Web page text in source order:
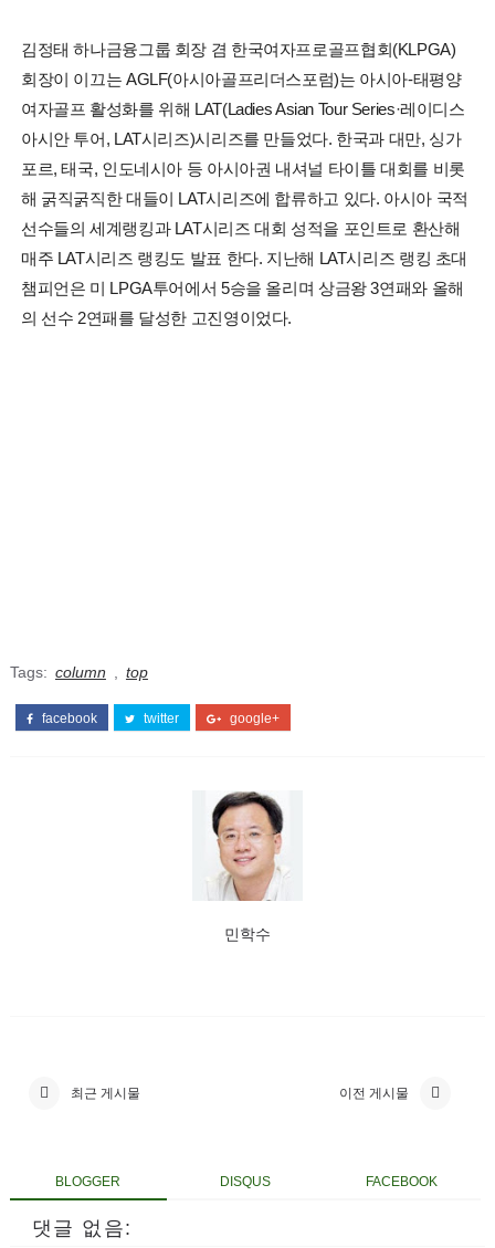
김정태 하나금융그룹 회장 겸 한국여자프로골프협회(KLPGA)
회장이 이끄는 AGLF(아시아골프리더스포럼)는 아시아-태평양
여자골프 활성화를 위해 LAT(Ladies Asian Tour Series·레이디스
아시안 투어, LAT시리즈)시리즈를 만들었다. 한국과 대만, 싱가
포르, 태국, 인도네시아 등 아시아권 내셔널 타이틀 대회를 비롯
해 굵직굵직한 대들이 LAT시리즈에 합류하고 있다. 아시아 국적
선수들의 세계랭킹과 LAT시리즈 대회 성적을 포인트로 환산해
매주 LAT시리즈 랭킹도 발표 한다. 지난해 LAT시리즈 랭킹 초대
챔피언은 미 LPGA투어에서 5승을 올리며 상금왕 3연패와 올해
의 선수 2연패를 달성한 고진영이었다.
Tags: column top
facebook twitter google+
민학수
최근 게시물 이전 게시물
BLOGGER DISQUS FACEBOOK
댓글 없음: